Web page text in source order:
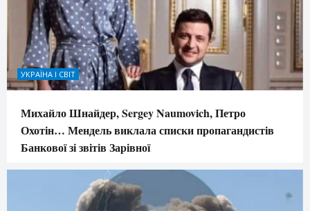
УКРАЇНА І СВІТ
Михайло Шнайдер, Sergey Naumovich, Петро
Охотін… Мендель виклала списки пропагандистів
Банкової зі звітів Зарівної